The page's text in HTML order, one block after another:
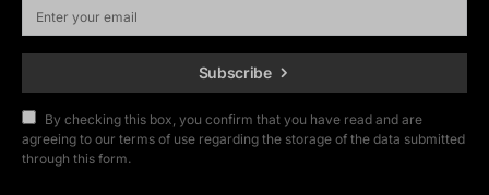
Subscribe
By checking this box, you confirm that you have read and are
agreeing to our terms of use regarding the storage of the data submitted
through this form.